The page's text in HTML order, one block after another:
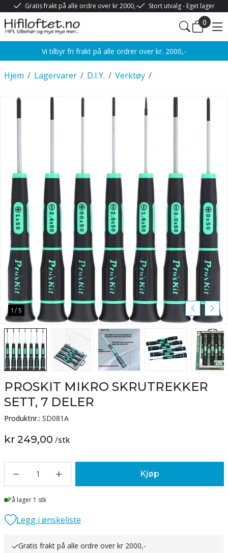
Gratis frakt på alle ordre over kr 2000,- Stort utvalg - Eget lager
0
Vi tilbyr fri frakt på alle ordrer over kr. 2000,-
/
Hjem /
Lagervarer /
D.I.Y. /
Verktøy
1 / 5
PROSKIT MIKRO SKRUTREKKER
SETT, 7 DELER
Produktnr.: SD081A
kr 249,00 /stk
1 Kjøp
Lager
På lager 1 stk
Legg i ønskeliste
Gratis frakt på alle ordre over kr 2000,-